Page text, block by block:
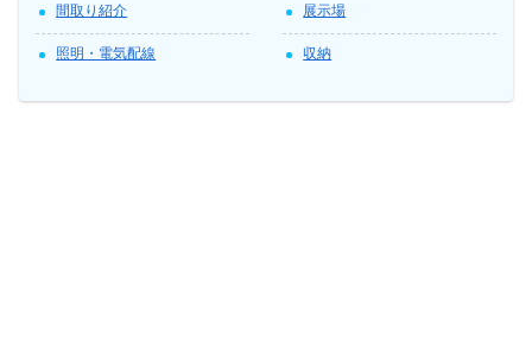
間取り紹介
照明・電気配線
展示場
収納